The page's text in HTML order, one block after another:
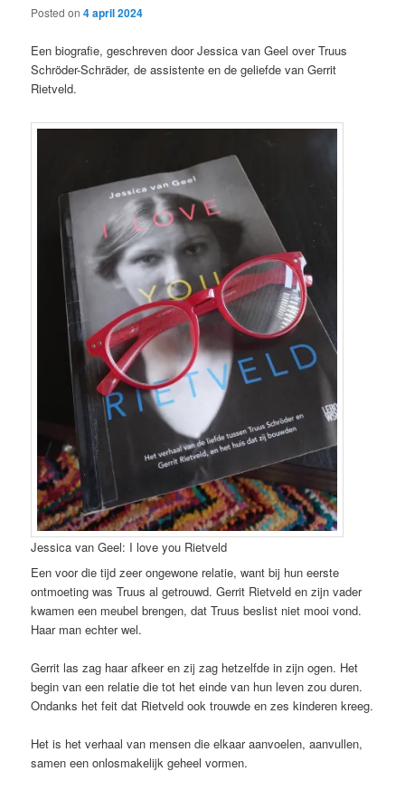
Posted on4 april 2024
Een biografie, geschreven door Jessica van Geel over Truus
Schröder-Schräder, de assistente en de geliefde van Gerrit
Rietveld.
Jessica van Geel: I love you Rietveld
Een voor die tijd zeer ongewone relatie, want bij hun eerste
ontmoeting was Truus al getrouwd. Gerrit Rietveld en zijn vader
kwamen een meubel brengen, dat Truus beslist niet mooi vond.
Haar man echter wel.
Gerrit las zag haar afkeer en zij zag hetzelfde in zijn ogen. Het
begin van een relatie die tot het einde van hun leven zou duren.
Ondanks het feit dat Rietveld ook trouwde en zes kinderen kreeg.
Het is het verhaal van mensen die elkaar aanvoelen, aanvullen,
samen een onlosmakelijk geheel vormen.